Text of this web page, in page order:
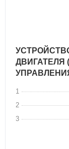
1
2
3